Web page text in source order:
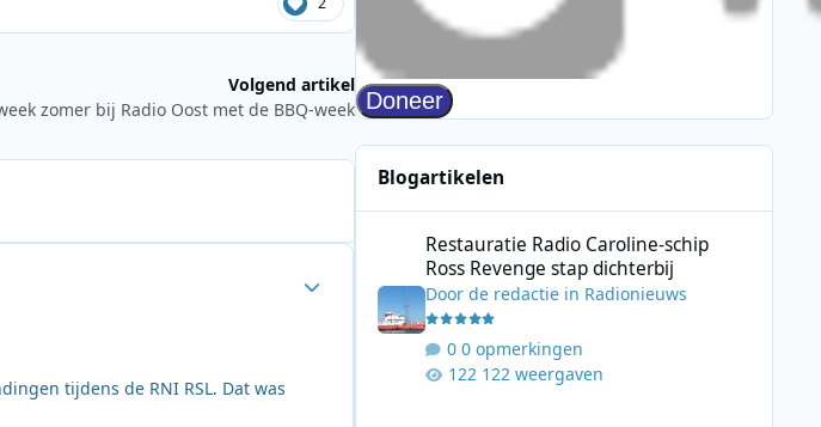
Volgend artikel
zomer bij Radio Oost met de BBQ-week
tijdens de RNI RSL. Dat was
Blogartikelen
Restauratie Radio Caroline-schip
Ross Revenge stap dichterbij
Door de redactiein Radionieuws
0 opmerkingen
122 weergaven